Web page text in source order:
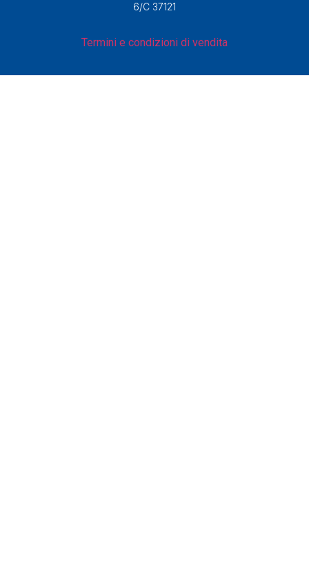
6/C 37121
Termini e condizioni di vendita